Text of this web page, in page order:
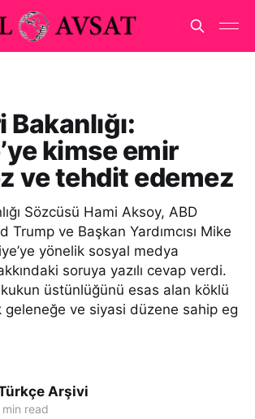
Bakanlığı:
kimse emir
ve tehdit edemez
Sözcüsü Hami Aksoy, ABD
Trump ve Başkan Yardımcısı Mike
yönelik sosyal medya
soruya yazılı cevap verdi.
üstünlüğünü esas alan köklü
ve siyasi düzene sahip eg
Arşivi
min read